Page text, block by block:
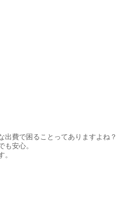
出費で困ることってありますよね？
安心。